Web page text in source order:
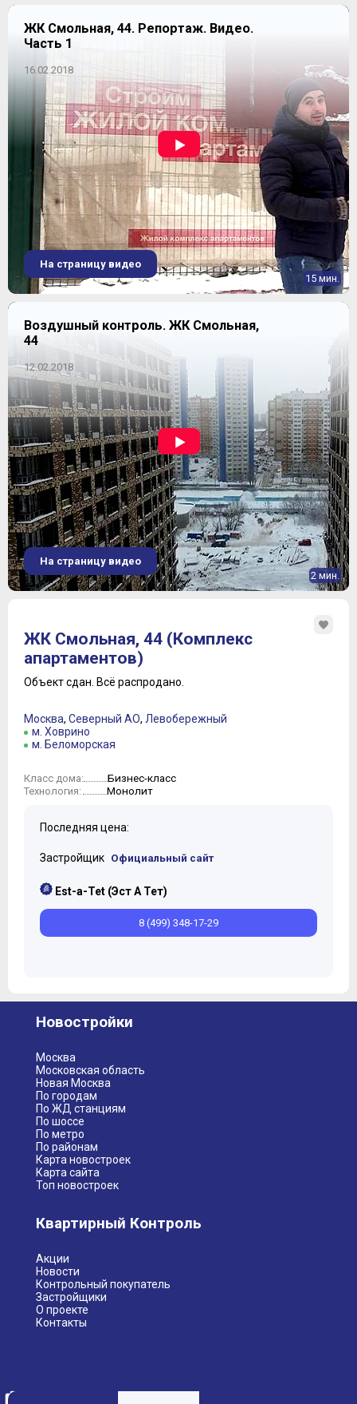
ЖК Смольная, 44. Репортаж. Видео.
Часть 1
16.02.2018
15 мин.
На страницу видео
Воздушный контроль. ЖК Смольная,
44
12.02.2018
2 мин.
На страницу видео
ЖК Смольная, 44 (Комплекс
апартаментов)
Объект сдан. Всё распродано.
Москва, Северный АО, Левобережный
м. Ховрино
м. Беломорская
Класс дома: Бизнес-класс
Технология: Монолит
Последняя цена:
Застройщик Официальный сайт
Est-a-Tet (Эст А Тет)
8 (499) 348-17-29
Новостройки
Москва
Московская область
Новая Москва
По городам
По ЖД станциям
По шоссе
По метро
По районам
Карта новостроек
Карта сайта
Топ новостроек
Квартирный Контроль
Акции
Новости
Контрольный покупатель
Застройщики
О проекте
Контакты